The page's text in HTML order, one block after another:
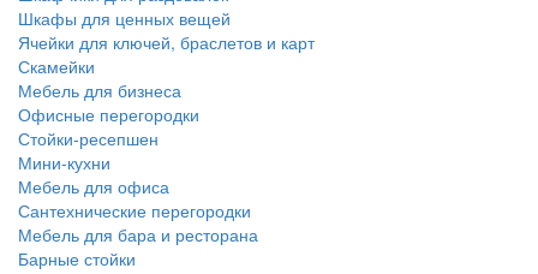
Шкафы для ценных вещей
Ячейки для ключей, браслетов и карт
Скамейки
Мебель для бизнеса
Офисные перегородки
Стойки-ресепшен
Мини-кухни
Мебель для офиса
Сантехнические перегородки
Мебель для бара и ресторана
Барные стойки